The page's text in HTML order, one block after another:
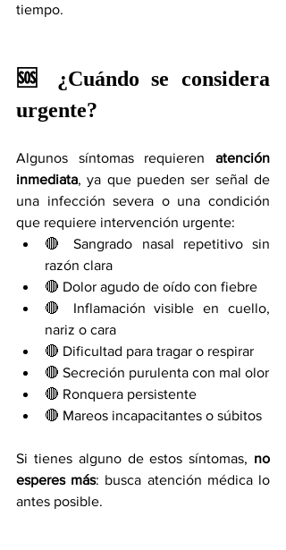
tiempo.
🆘 ¿Cuándo se considera
urgente?
Algunos síntomas requieren atención
inmediata, ya que pueden ser señal de
una infección severa o una condición
que requiere intervención urgente:
🔴 Sangrado nasal repetitivo sin
razón clara
🔴 Dolor agudo de oído con fiebre
🔴 Inflamación visible en cuello,
nariz o cara
🔴 Dificultad para tragar o respirar
🔴 Secreción purulenta con mal olor
🔴 Ronquera persistente
🔴 Mareos incapacitantes o súbitos
Si tienes alguno de estos síntomas, no
esperes más: busca atención médica lo
antes posible.